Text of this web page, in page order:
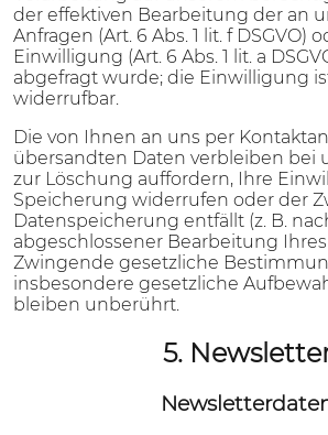
der effektiven Bearbeitung der an
Anfragen (Art. 6 Abs. 1 lit. f DSGVO)
Einwilligung (Art. 6 Abs. 1 lit. a
abgefragt wurde; die Einwilligung
widerrufbar.
Die von Ihnen an uns per
übersandten Daten verbleiben bei
zur Löschung auffordern, Ihre
Speicherung widerrufen oder der
Datenspeicherung entfällt (z. B.
abgeschlossener Bearbeitung Ihres
Zwingende gesetzliche
insbesondere gesetzliche
bleiben unberührt.
5.